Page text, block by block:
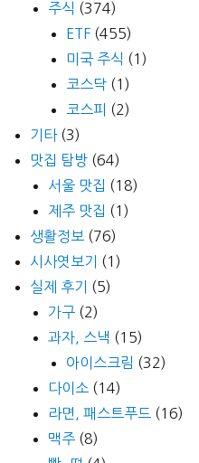
주식 (374)
ETF (455)
미국 주식 (1)
코스닥 (1)
코스피 (2)
기타(3)
맛집 탐방 (64)
서울 맛집 (18)
제주 맛집 (1)
생활정보 (76)
시사엿보기
(1)
실제 후기
(5)
가구 (2)
과자, 스낵 (15)
아이스크림 (32)
다이소 (14)
라면, 패스트푸드 (16)
맥주 (8)